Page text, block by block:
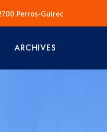
Perros-Guirec
ARCHIVES